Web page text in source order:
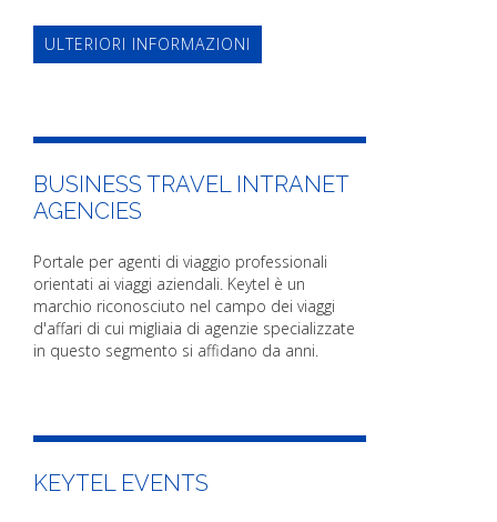
ULTERIORI INFORMAZIONI
BUSINESS TRAVEL INTRANET
AGENCIES
Portale per agenti di viaggio professionali
orientati ai viaggi aziendali. Keytel è un
marchio riconosciuto nel campo dei viaggi
d'affari di cui migliaia di agenzie specializzate
in questo segmento si affidano da anni.
KEYTEL EVENTS